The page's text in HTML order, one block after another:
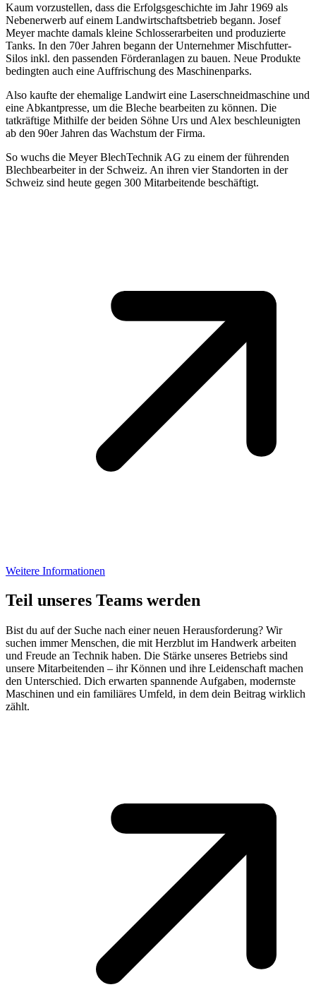
Kaum vorzustellen, dass die Erfolgsgeschichte im Jahr 1969 als
Nebenerwerb auf einem Landwirtschaftsbetrieb begann. Josef
Meyer machte damals kleine Schlosserarbeiten und produzierte
Tanks. In den 70er Jahren begann der Unternehmer Mischfutter-
Silos inkl. den passenden Förderanlagen zu bauen. Neue Produkte
bedingten auch eine Auffrischung des Maschinenparks.
Also kaufte der ehemalige Landwirt eine Laserschneidmaschine und
eine Abkantpresse, um die Bleche bearbeiten zu können. Die
tatkräftige Mithilfe der beiden Söhne Urs und Alex beschleunigten
ab den 90er Jahren das Wachstum der Firma.
So wuchs die Meyer BlechTechnik AG zu einem der führenden
Blechbearbeiter in der Schweiz. An ihren vier Standorten in der
Schweiz sind heute gegen 300 Mitarbeitende beschäftigt.
Weitere Informationen
Teil unseres Teams werden
Bist du auf der Suche nach einer neuen Herausforderung? Wir
suchen immer Menschen, die mit Herzblut im Handwerk arbeiten
und Freude an Technik haben. Die Stärke unseres Betriebs sind
unsere Mitarbeitenden – ihr Können und ihre Leidenschaft machen
den Unterschied. Dich erwarten spannende Aufgaben, modernste
Maschinen und ein familiäres Umfeld, in dem dein Beitrag wirklich
zählt.